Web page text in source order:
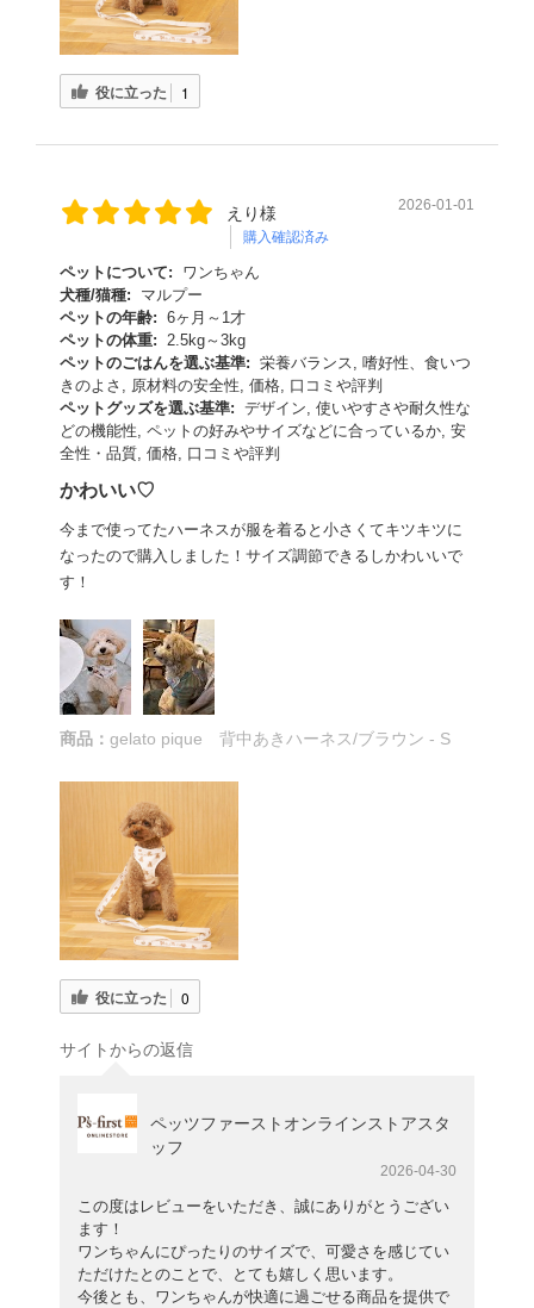
役に立った 1
えり様
購入確認済み
2026-01-01
ペットについて:
ワンちゃん
犬種/猫種:
マルプー
ペットの年齢: 6ヶ月～1才
ペットの体重: 2.5kg～3kg
ペットのごはんを選ぶ基準: 栄養バランス, 嗜好性、食いつ
きのよさ, 原材料の安全性, 価格, 口コミや評判
ペットグッズを選ぶ基準: デザイン, 使いやすさや耐久性な
どの機能性, ペットの好みやサイズなどに合っているか, 安
全性・品質, 価格, 口コミや評判
かわいい♡
今まで使ってたハーネスが服を着ると小さくてキツキツに
なったので購入しました！サイズ調節できるしかわいいで
す！
商品： gelato pique 背中あきハーネス/ブラウン - S
役に立った 0
サイトからの返信
ペッツファーストオンラインストアスタ
ッフ
2026-04-30
この度はレビューをいただき、誠にありがとうござい
ます！
ワンちゃんにぴったりのサイズで、可愛さを感じてい
ただけたとのことで、とても嬉しく思います。
今後とも、ワンちゃんが快適に過ごせる商品を提供で